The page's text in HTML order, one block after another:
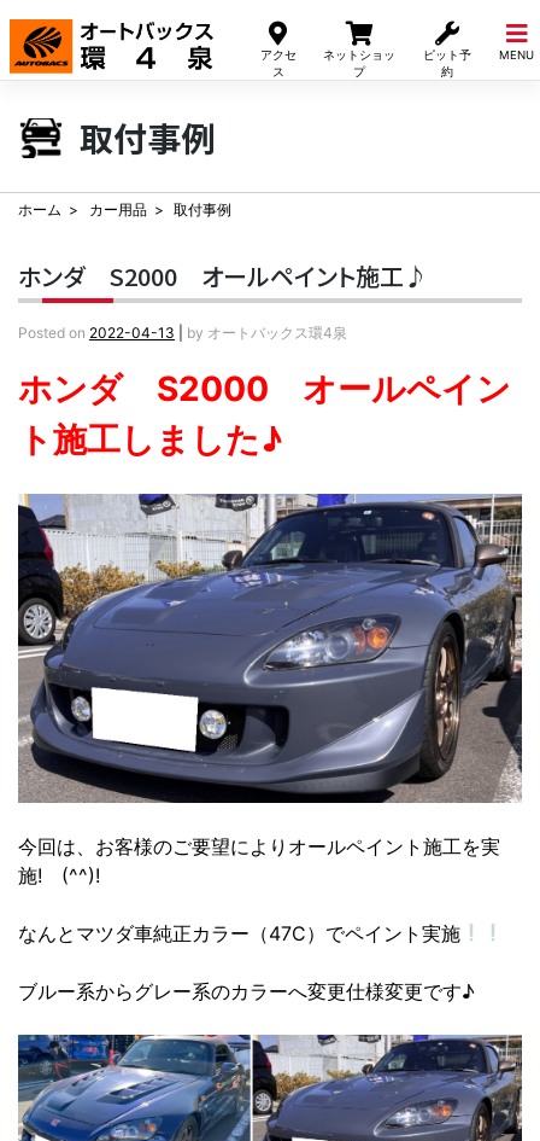
アクセ
ス
ネットショッ
プ
ピット予
約
MENU
Skip
content
取付事例
ホーム カー用品 取付事例
ホンダ S2000 オールペイント施工♪
Posted on 2022-04-13 by オートバックス環4泉
ホンダ S2000 オールペイン
ト施工しました♪
今回は、お客様のご要望によりオールペイント施工を実
施! (^^)!
なんとマツダ車純正カラー（47C）でペイント実施
ブルー系からグレー系のカラーへ変更仕様変更です♪